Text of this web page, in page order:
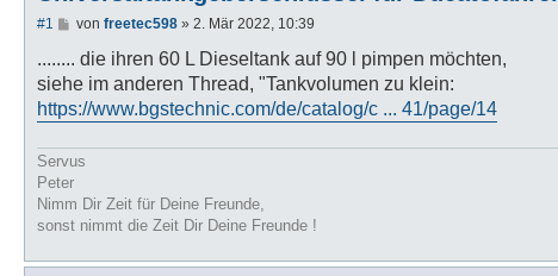
#1
B
r
a
g
von freetec598» 2. Mär 2022, 10:39
........ die ihren 60 L Dieseltank auf 90 l pimpen möchten,
siehe im anderen Thread, "Tankvolumen zu klein:
https://www.bgstechnic.com/de/catalog/c ... 41/page/14
Servus
Peter
Nimm Dir Zeit für Deine Freunde,
sonst nimmt die Zeit Dir Deine Freunde !